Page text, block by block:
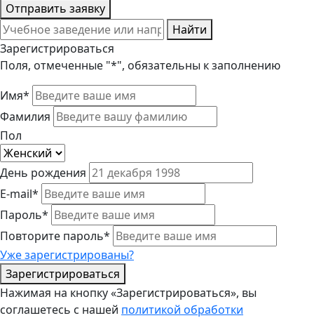
Отправить заявку
Найти
Зарегистрироваться
Поля, отмеченные "*", обязательны к заполнению
Имя*
Фамилия
Пол
День рождения
E-mail*
Пароль*
Повторите пароль*
Уже зарегистрированы?
Зарегистрироваться
Нажимая на кнопку «Зарегистрироваться», вы
соглашетесь с нашей политикой обработки